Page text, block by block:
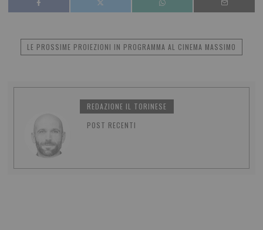
LE PROSSIME PROIEZIONI IN PROGRAMMA AL CINEMA MASSIMO
REDAZIONE IL TORINESE
POST RECENTI